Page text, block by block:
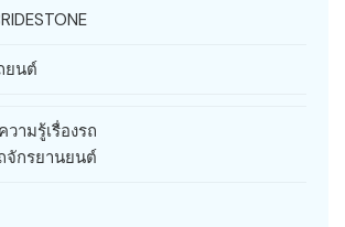
ยนต์
ามรู้เรื่องรถ
จักรยานยนต์